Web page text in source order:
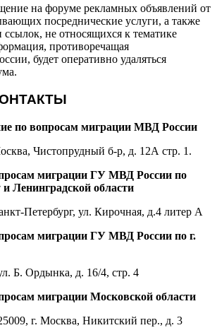
на форуме рекламных объявлений от
посреднические услуги, а также
не относящихся к тематике
противоречащая
будет оперативно удаляться
по вопросам миграции МВД России
Чистопрудный б-р, д. 12А стр. 1.
миграции ГУ МВД России по
Ленинградской области
Петербург, ул. Кирочная, д.4 литер А
миграции ГУ МВД России по г.
Б. Ордынка, д. 16/4, стр. 4
миграции Московской области
г. Москва, Никитский пер., д. 3